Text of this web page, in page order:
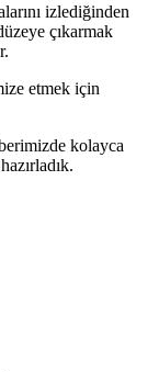
izlediğinden
çıkarmak
etmek için
kolayca